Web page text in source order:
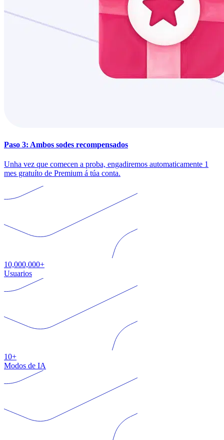
Paso 3: Ambos sodes recompensados
Unha vez que comecen a proba, engadiremos automaticamente 1
mes gratuíto de Premium á túa conta.
10,000,000+
Usuarios
10+
Modos de IA